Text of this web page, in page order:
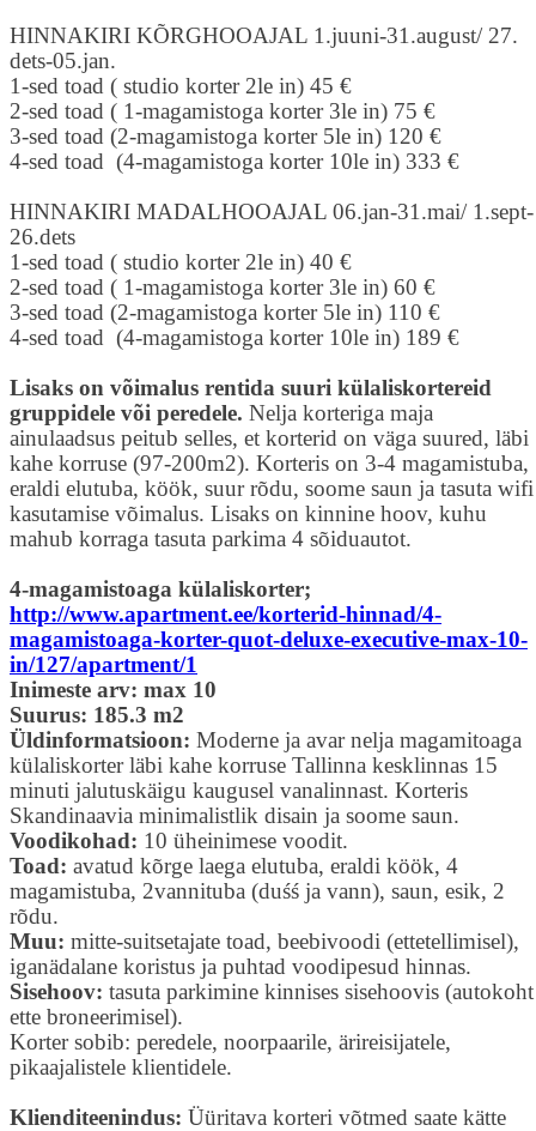
HINNAKIRI KÕRGHOOAJAL 1.juuni-31.august/ 27.
dets-05.jan.
1-sed toad ( studio korter 2le in) 45 €
2-sed toad ( 1-magamistoga korter 3le in) 75 €
3-sed toad (2-magamistoga korter 5le in) 120 €
4-sed toad (4-magamistoga korter 10le in) 333 €
HINNAKIRI MADALHOOAJAL 06.jan-31.mai/ 1.sept-
26.dets
1-sed toad ( studio korter 2le in) 40 €
2-sed toad ( 1-magamistoga korter 3le in) 60 €
3-sed toad (2-magamistoga korter 5le in) 110 €
4-sed toad (4-magamistoga korter 10le in) 189 €
Lisaks on võimalus rentida suuri külaliskortereid
gruppidele või peredele. Nelja korteriga maja
ainulaadsus peitub selles, et korterid on väga suured, läbi
kahe korruse (97-200m2). Korteris on 3-4 magamistuba,
eraldi elutuba, köök, suur rõdu, soome saun ja tasuta wifi
kasutamise võimalus. Lisaks on kinnine hoov, kuhu
mahub korraga tasuta parkima 4 sõiduautot.
4-magamistoaga külaliskorter;
http://www.apartment.ee/korterid-hinnad/4-
magamistoaga-korter-quot-deluxe-executive-max-10-
in/127/apartment/1
Inimeste arv: max 10
Suurus: 185.3 m2
Üldinformatsioon: Moderne ja avar nelja magamitoaga
külaliskorter läbi kahe korruse Tallinna kesklinnas 15
minuti jalutuskäigu kaugusel vanalinnast. Korteris
Skandinaavia minimalistlik disain ja soome saun.
Voodikohad: 10 üheinimese voodit.
Toad: avatud kõrge laega elutuba, eraldi köök, 4
magamistuba, 2vannituba (duśś ja vann), saun, esik, 2
rõdu.
Muu: mitte-suitsetajate toad, beebivoodi (ettetellimisel),
iganädalane koristus ja puhtad voodipesud hinnas.
Sisehoov: tasuta parkimine kinnises sisehoovis (autokoht
ette broneerimisel).
Korter sobib: peredele, noorpaarile, ärireisijatele,
pikaajalistele klientidele.
Klienditeenindus: Üüritava korteri võtmed saate kätte